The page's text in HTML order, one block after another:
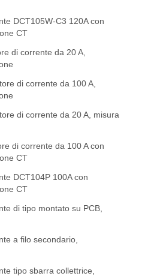
DCT105W-C3 120A con
CT
di corrente da 20 A,
di corrente da 100 A,
di corrente da 20 A, misura
di corrente da 100 A con
CT
DCT104P 100A con
CT
di tipo montato su PCB,
a filo secondario,
tipo sbarra collettrice,